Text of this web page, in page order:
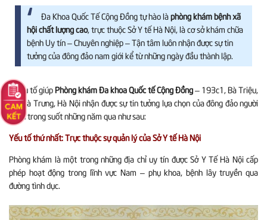
Đa Khoa Quốc Tế Cộng Đồng tự hào làphòng khám bệnh xã
hội chất lượng cao, trực thuộc Sở Y tế Hà Nội, là cơ sở khám chữa
bệnh Uy tín – Chuyên nghiệp – Tận tâm luôn nhận được sự tin
tưởng của đông đảo nam giới kể từ những ngày đầu thành lập.
4 yếu tố giúpPhòng khám Đa khoa Quốc tế Cộng Đồng– 193c1, Bà Triệu,
Hai Bà Trưng, Hà Nội nhận được sự tin tưởng lựa chọn của đông đảo người
bệnh trong suốt những năm qua như sau:
Yếu tố thứ nhất: Trực thuộc sự quản lý của Sở Y tế Hà Nội
Phòng khám là một trong những địa chỉ uy tín được Sở Y Tế Hà Nội cấp
phép hoạt động trong lĩnh vực Nam – phụ khoa, bệnh lây truyền qua
đường tình dục.